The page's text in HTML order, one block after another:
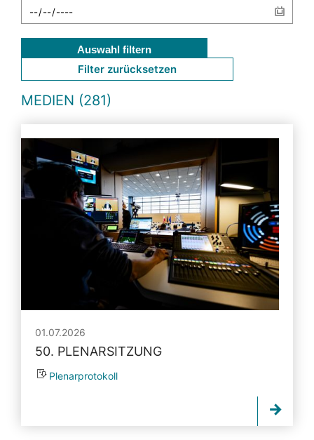
Auswahl filtern
Filter zurücksetzen
MEDIEN (281)
01.07.2026
50. PLENARSITZUNG
Plenarprotokoll